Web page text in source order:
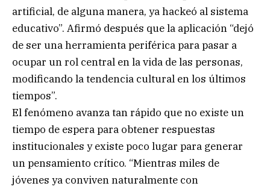
artificial, de alguna manera, ya hackeó al sistema
educativo”. Afirmó después que la aplicación “dejó
de ser una herramienta periférica para pasar a
ocupar un rol central en la vida de las personas,
modificando la tendencia cultural en los últimos
tiempos”.
El fenómeno avanza tan rápido que no existe un
tiempo de espera para obtener respuestas
institucionales y existe poco lugar para generar
un pensamiento crítico. “Mientras miles de
jóvenes ya conviven naturalmente con